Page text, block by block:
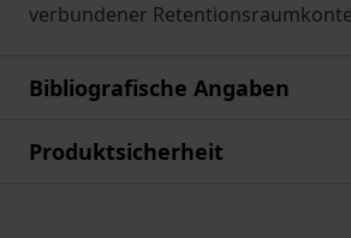
verbundener
Bibliografische Angaben
Produktsicherheit